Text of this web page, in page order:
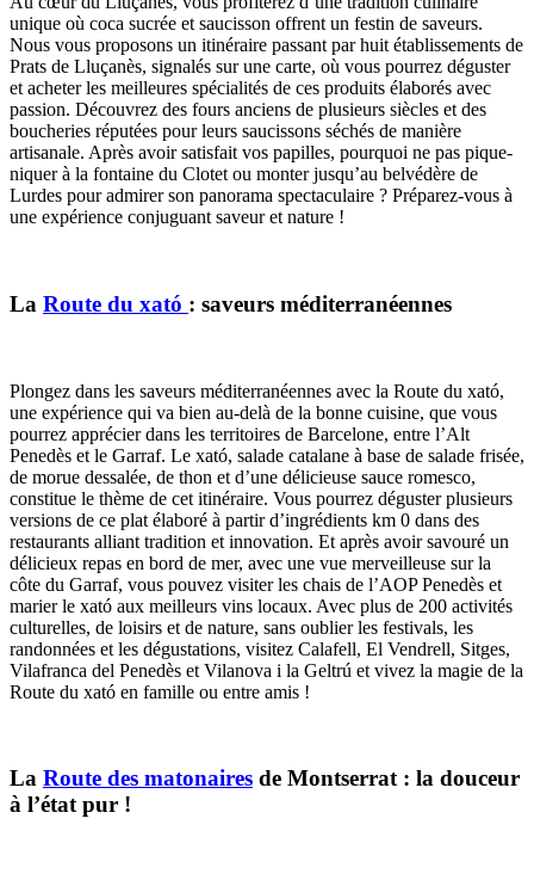
unique où coca sucrée et saucisson offrent un festin de saveurs.
Nous vous proposons un itinéraire passant par huit établissements de
Prats de Lluçanès, signalés sur une carte, où vous pourrez déguster
et acheter les meilleures spécialités de ces produits élaborés avec
passion. Découvrez des fours anciens de plusieurs siècles et des
boucheries réputées pour leurs saucissons séchés de manière
artisanale. Après avoir satisfait vos papilles, pourquoi ne pas pique-
niquer à la fontaine du Clotet ou monter jusqu’au belvédère de
Lurdes pour admirer son panorama spectaculaire ? Préparez-vous à
une expérience conjuguant saveur et nature !
La Route du xató : saveurs méditerranéennes
Plongez dans les saveurs méditerranéennes avec la Route du xató,
une expérience qui va bien au-delà de la bonne cuisine, que vous
pourrez apprécier dans les territoires de Barcelone, entre l’Alt
Penedès et le Garraf. Le xató, salade catalane à base de salade frisée,
de morue dessalée, de thon et d’une délicieuse sauce romesco,
constitue le thème de cet itinéraire. Vous pourrez déguster plusieurs
versions de ce plat élaboré à partir d’ingrédients km 0 dans des
restaurants alliant tradition et innovation. Et après avoir savouré un
délicieux repas en bord de mer, avec une vue merveilleuse sur la
côte du Garraf, vous pouvez visiter les chais de l’AOP Penedès et
marier le xató aux meilleurs vins locaux. Avec plus de 200 activités
culturelles, de loisirs et de nature, sans oublier les festivals, les
randonnées et les dégustations, visitez Calafell, El Vendrell, Sitges,
Vilafranca del Penedès et Vilanova i la Geltrú et vivez la magie de la
Route du xató en famille ou entre amis !
La Route des matonaires de Montserrat : la douceur
à l’état pur !